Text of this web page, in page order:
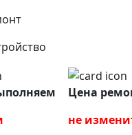
Цена
не